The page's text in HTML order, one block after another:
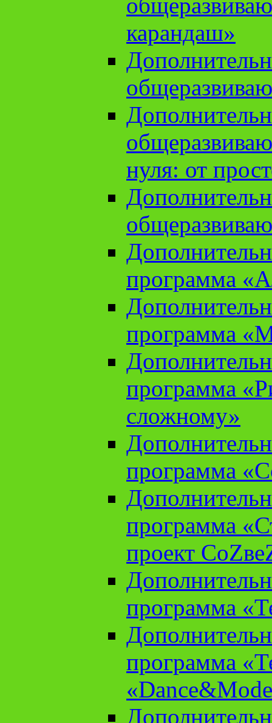
карандаш»
нуля: от
программа
программа
программа
сложному»
программа
программа
проект
программа
программа